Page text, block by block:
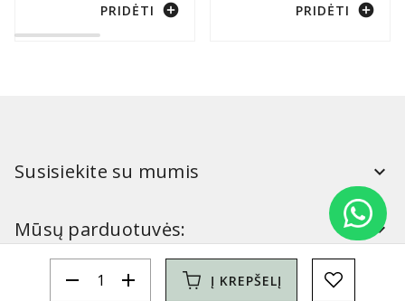
remove add Į KREPŠELĮ
PRIDĖTI add_circle PRIDĖTI add_circle
Susisiekite su mumis
Mūsų parduotuvės:
Simitri